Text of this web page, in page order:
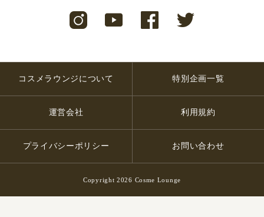
コスメラウンジについて 特別企画一覧
運営会社 利用規約
プライバシーポリシー お問い合わせ
Copyright 2026 Cosme Lounge